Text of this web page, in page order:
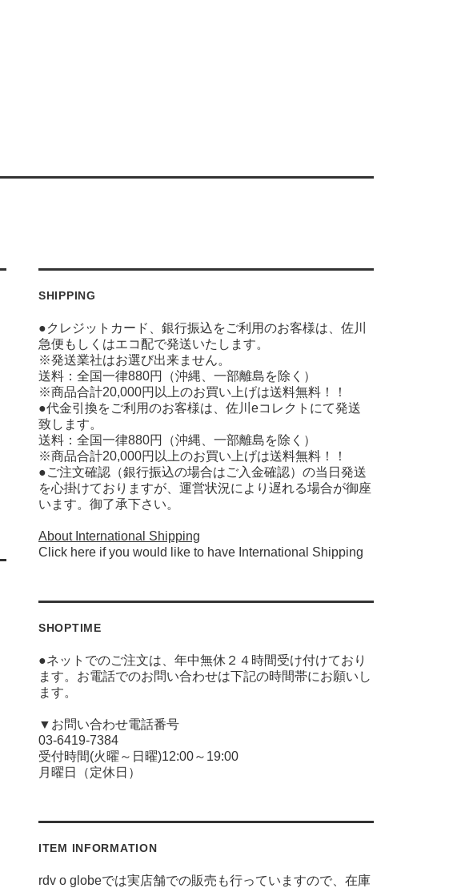
SHIPPING
●クレジットカード、銀行振込をご利用のお客様は、佐川
急便もしくはエコ配で発送いたします。
※発送業社はお選び出来ません。
送料：全国一律880円（沖縄、一部離島を除く）
※商品合計20,000円以上のお買い上げは送料無料！！
●代金引換をご利用のお客様は、佐川eコレクトにて発送
致します。
送料：全国一律880円（沖縄、一部離島を除く）
※商品合計20,000円以上のお買い上げは送料無料！！
●ご注文確認（銀行振込の場合はご入金確認）の当日発送
を心掛けておりますが、運営状況により遅れる場合が御座
います。御了承下さい。
About International Shipping
Click here if you would like to have International Shipping
SHOPTIME
●ネットでのご注文は、年中無休２４時間受け付けており
ます。お電話でのお問い合わせは下記の時間帯にお願いし
ます。
▼お問い合わせ電話番号
03-6419-7384
受付時間(火曜～日曜)12:00～19:00
月曜日（定休日）
ITEM INFORMATION
rdv o globeでは実店舗での販売も行っていますので、在庫